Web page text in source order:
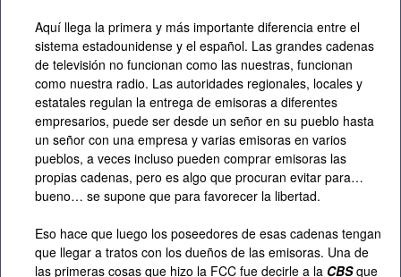
Aquí llega la primera y más importante diferencia entre el
sistema estadounidense y el español. Las grandes cadenas
de televisión no funcionan como las nuestras, funcionan
como nuestra radio. Las autoridades regionales, locales y
estatales regulan la entrega de emisoras a diferentes
empresarios, puede ser desde un señor en su pueblo hasta
un señor con una empresa y varias emisoras en varios
pueblos, a veces incluso pueden comprar emisoras las
propias cadenas, pero es algo que procuran evitar para…
bueno… se supone que para favorecer la libertad.
Eso hace que luego los poseedores de esas cadenas tengan
que llegar a tratos con los dueños de las emisoras. Una de
las primeras cosas que hizo la FCC fue decirle a la CBS que